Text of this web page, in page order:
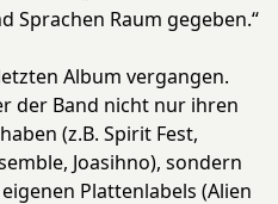
Sprachen Raum gegeben.“
Album vergangen.
der Band nicht nur ihren
(z.B. Spirit Fest,
Joasihno), sondern
Plattenlabels (Alien